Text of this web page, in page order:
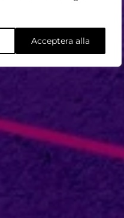
Acceptera alla